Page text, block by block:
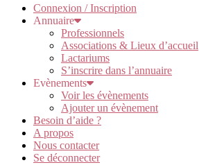
Connexion / Inscription
Annuaire
Professionnels
Associations & Lieux d’accueil
Lactariums
S’inscrire dans l’annuaire
Evènements
Voir les évènements
Ajouter un évènement
Besoin d’aide ?
A propos
Nous contacter
Se déconnecter